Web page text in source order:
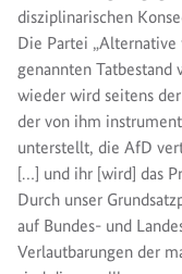
disziplinarischen
Die Partei
genannten
wieder wird seitens
der von ihm
unterstellt, die AfD
[…] und ihr [wird] das
Durch unser
auf Bundes- und
Verlautbarungen der